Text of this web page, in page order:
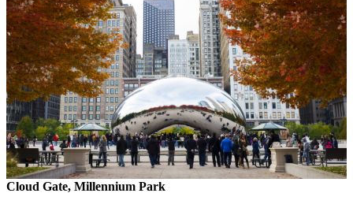
Cloud Gate, Millennium Park